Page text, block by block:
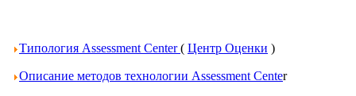
Типология Assessment Center( Центр Оценки )
Описание методов технологии Assessment Center